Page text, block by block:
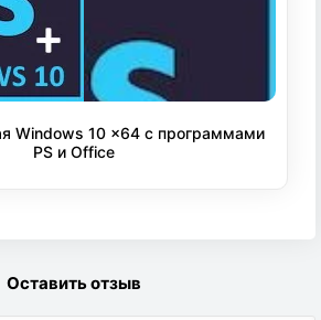
Windows 10 x64 с программами
PS и Office
Оставить отзыв